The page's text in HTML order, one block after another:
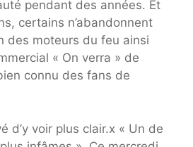
pendant des années. Et
certains n’abandonnent
des moteurs du feu ainsi
« On verra » de
connu des fans de
d’y voir plus clair.x « Un de